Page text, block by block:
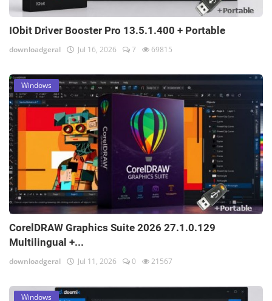
IObit Driver Booster Pro 13.5.1.400 + Portable
downloadgeral Jul 16, 2026 7 69815
Windows
CorelDRAW Graphics Suite 2026 27.1.0.129
Multilingual +...
downloadgeral Jul 11, 2026 0 21567
Windows